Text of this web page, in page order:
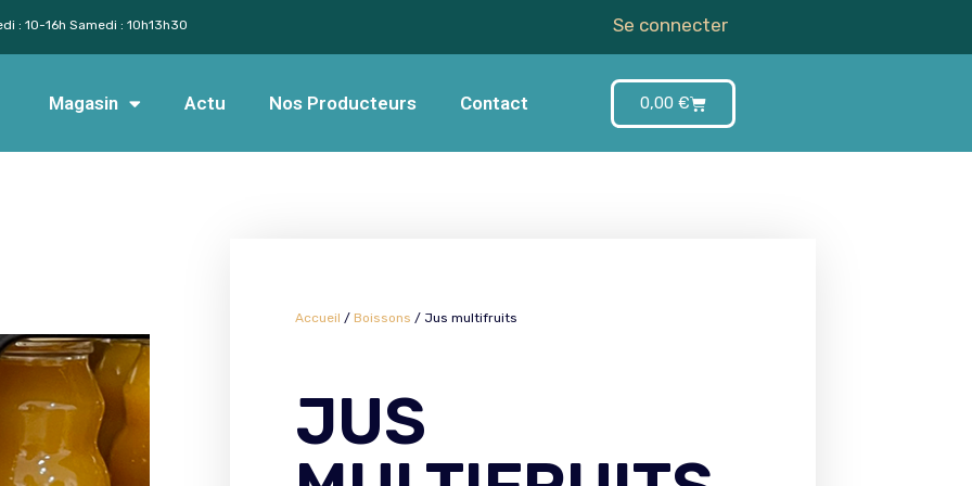
: 10-16h Samedi : 10h13h30 Se connecter
Magasin Actu Nos Producteurs Contact 0,00 €
Accueil / Boissons / Jus multifruits
JUS